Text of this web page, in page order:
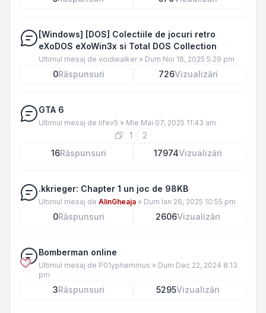
[Windows] [DOS] Colectiile de jocuri retro
eXoDOS eXoWin3x si Total DOS Collection
Ultimul mesaj de voidwalker » Dum Noi 16, 2025 5:29 pm
0Răspunsuri 726Vizualizări
GTA 6
Ultimul mesaj de lifev5 » Mie Mai 07, 2025 11:43 am
1
2
16Răspunsuri 17974Vizualizări
.kkrieger: Chapter 1 un joc de 98KB
Ultimul mesaj de AlinGheaja » Dum Ian 26, 2025 10:55 pm
0Răspunsuri 2606Vizualizări
Bomberman online
Ultimul mesaj de P01yphemmus » Dum Dec 22, 2024 8:13
pm
3Răspunsuri 5295Vizualizări